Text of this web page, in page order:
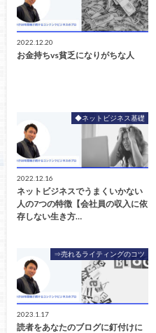
2022.12.20
お金持ちvs貧乏になりがちな人
◆ネットビジネス基礎
2022.12.16
ネットビジネスでうまくいかない
人の7つの特徴【会社員の収入に依
存しない生き方…
⇒売れるライティングのコツ
2023.1.17
読者をあなたのブログに釘付けに